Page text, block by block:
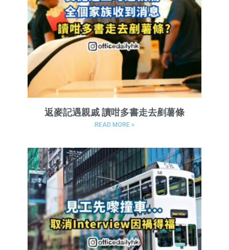
返麥記遇親戚 讀咁多書走去剷薯條
READ MORE »